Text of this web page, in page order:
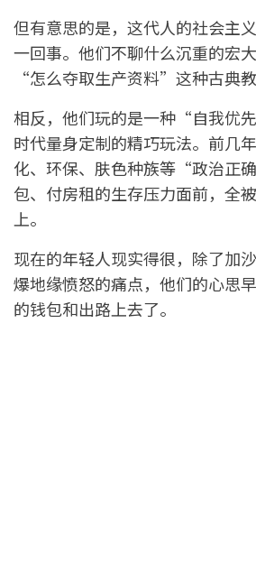
但有意思的是，这代人的社会主
一回事。他们不聊什么沉重的宏
“怎么夺取生产资料”这种古典教
相反，他们玩的是一种“自我优
时代量身定制的精巧玩法。前几
化、环保、肤色种族等“政治正
包、付房租的生存压力面前，全
上。
现在的年轻人现实得很，除了加
爆地缘愤怒的痛点，他们的心思
的钱包和出路上去了。